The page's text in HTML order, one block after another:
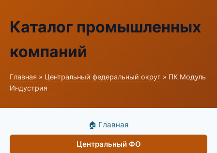
Каталог промышленных
компаний
Главная » Центральный федеральный округ » ПК Модуль
Индустрия
🏠 Главная
Центральный ФО